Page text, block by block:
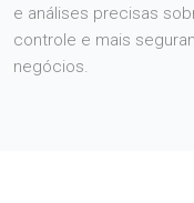
e análises precisas
controle e mais
negócios.